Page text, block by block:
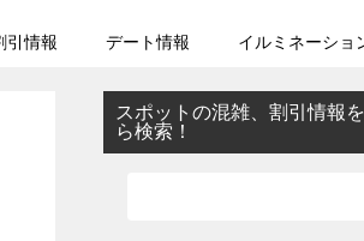
引情報 デート情報 イルミネーショ
スポットの混雑、割引情報
ら検索！